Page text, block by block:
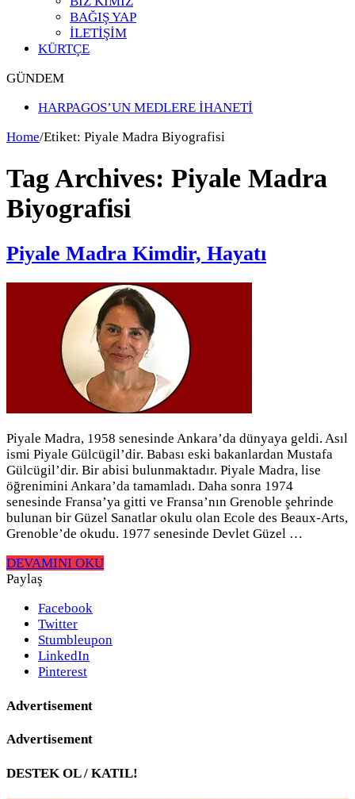
BAĞIŞ YAP
İLETİŞİM
KÜRTÇE
GÜNDEM
HARPAGOS’UN MEDLERE İHANETİ
Home/Etiket: Piyale Madra Biyografisi
Tag Archives: Piyale Madra
Biyografisi
Piyale Madra Kimdir, Hayatı
Piyale Madra, 1958 senesinde Ankara’da dünyaya geldi. Asıl
ismi Piyale Gülcügil’dir. Babası eski bakanlardan Mustafa
Gülcügil’dir. Bir abisi bulunmaktadır. Piyale Madra, lise
öğrenimini Ankara’da tamamladı. Daha sonra 1974
senesinde Fransa’ya gitti ve Fransa’nın Grenoble şehrinde
bulunan bir Güzel Sanatlar okulu olan Ecole des Beaux-Arts,
Grenoble’de okudu. 1977 senesinde Devlet Güzel …
DEVAMINI OKU
Paylaş
Facebook
Twitter
Stumbleupon
LinkedIn
Pinterest
Advertisement
Advertisement
DESTEK OL / KATIL!